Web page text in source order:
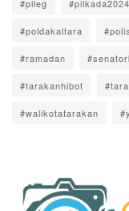
#pileg #pilkada2024
#poldakaltara
#ramadan
#tarakanhibot
#walikotatarakan